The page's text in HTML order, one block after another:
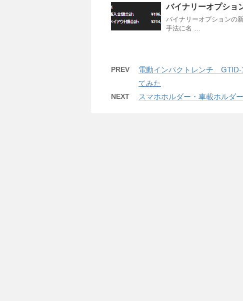
バイナリーオプショ
バイナリーオプションの
手法に名 …
PREV
電動インパクトレンチ
てみた
NEXT スマホホルダー・車載ホルダ